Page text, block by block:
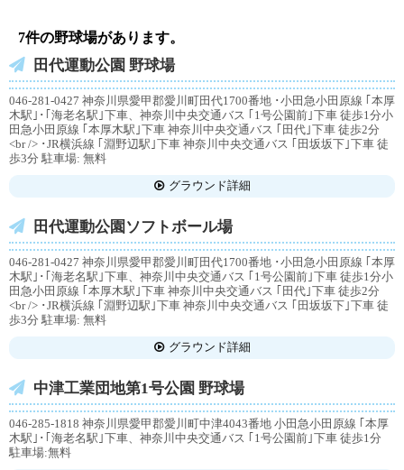
7件の野球場があります。
田代運動公園 野球場
046-281-0427 神奈川県愛甲郡愛川町田代1700番地 ･小田急小田原線 ｢本厚
木駅｣･｢海老名駅｣下車、神奈川中央交通バス ｢1号公園前｣下車 徒歩1分小
田急小田原線 ｢本厚木駅｣下車 神奈川中央交通バス ｢田代｣下車 徒歩2分
<br /> ･JR横浜線 ｢淵野辺駅｣下車 神奈川中央交通バス ｢田坂坂下｣下車 徒
歩3分 駐車場: 無料
グラウンド詳細
田代運動公園ソフトボール場
046-281-0427 神奈川県愛甲郡愛川町田代1700番地 ･小田急小田原線 ｢本厚
木駅｣･｢海老名駅｣下車、神奈川中央交通バス ｢1号公園前｣下車 徒歩1分小
田急小田原線 ｢本厚木駅｣下車 神奈川中央交通バス ｢田代｣下車 徒歩2分
<br /> ･JR横浜線 ｢淵野辺駅｣下車 神奈川中央交通バス ｢田坂坂下｣下車 徒
歩3分 駐車場: 無料
グラウンド詳細
中津工業団地第1号公園 野球場
046-285-1818 神奈川県愛甲郡愛川町中津4043番地 小田急小田原線 ｢本厚
木駅｣･｢海老名駅｣下車、神奈川中央交通バス ｢1号公園前｣下車 徒歩1分
駐車場:無料